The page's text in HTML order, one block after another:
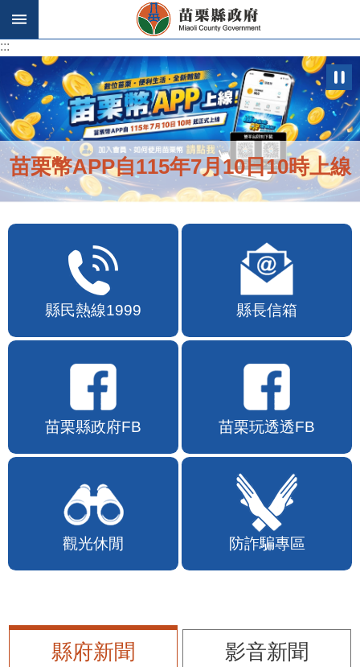
跳到主要內容區塊
:::
苗栗幣APP自115年7月10日10時上線
縣民熱線1999 縣長信箱
苗栗縣政府FB 苗栗玩透透FB
觀光休閒 防詐騙專區
縣府新聞
影音新聞